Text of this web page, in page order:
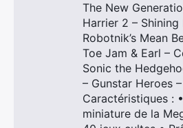
The New
Harrier 2 – Shining
Robotnik’s Mean
Toe Jam & Earl –
Sonic the
– Gunstar Heroes
Caractéristiques :
miniature de la